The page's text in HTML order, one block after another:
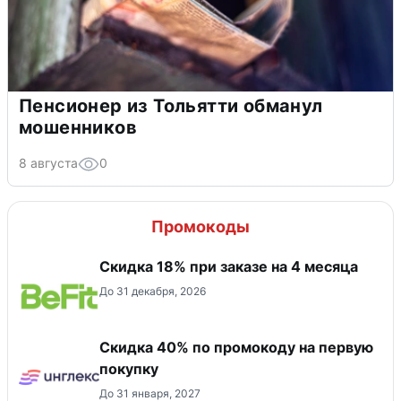
Пенсионер из Тольятти обманул
мошенников
8 августа 0
Промокоды
Скидка 18% при заказе на 4 месяца
До 31 декабря, 2026
Скидка 40% по промокоду на первую
покупку
До 31 января, 2027